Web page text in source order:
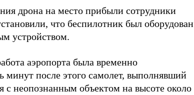
дрона на место прибыли сотрудники
что беспилотник был оборудован
устройством.
аэропорта была временно
минут после этого самолет, выполнявший
с неопознанным объектом на высоте около